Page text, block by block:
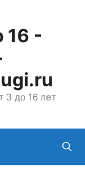
16 -
3 до 16 лет